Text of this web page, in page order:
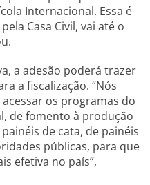
Internacional. Essa é
Casa Civil, vai até o
a adesão poderá trazer
a fiscalização. “Nós
os programas do
de fomento à produção
de cata, de painéis
públicas, para que
efetiva no país”,